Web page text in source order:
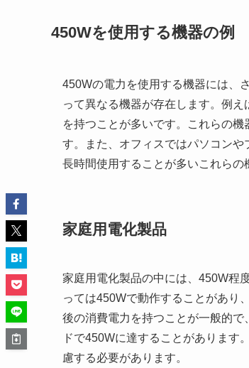
450Wを使用する機器の例
450Wの電力を使用する機器には、
って異なる機器が存在します。例
を持つことが多いです。これらの
す。また、オフィスではパソコン
長時間使用することが多いこれらの
家庭用電化製品
家庭用電化製品の中には、450W程
っては450Wで動作することがあり
後の消費電力を持つことが一般的
ドで450Wに達することがあります
慮する必要があります。